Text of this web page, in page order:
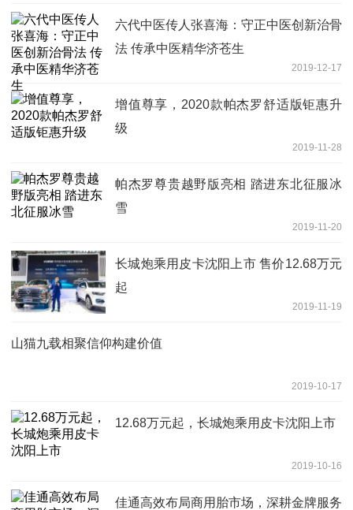
六代中医传人张喜海：守正中医创新治骨
法 传承中医精华济苍生
2019-12-17
增值尊享，2020款帕杰罗舒适版钜惠升
级
2019-11-28
帕杰罗尊贵越野版亮相 踏进东北征服冰
雪
2019-11-20
长城炮乘用皮卡沈阳上市 售价12.68万元
起
2019-11-19
山猫九载相聚信仰构建价值
2019-10-17
12.68万元起，长城炮乘用皮卡沈阳上市
2019-10-16
佳通高效布局商用胎市场，深耕金牌服务